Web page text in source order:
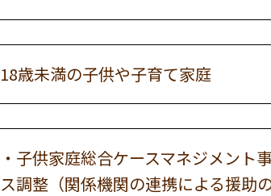
18歳未満の子供や子育て家庭
・子供家庭総合ケースマネジメン
ス調整（関係機関の連携による援助の